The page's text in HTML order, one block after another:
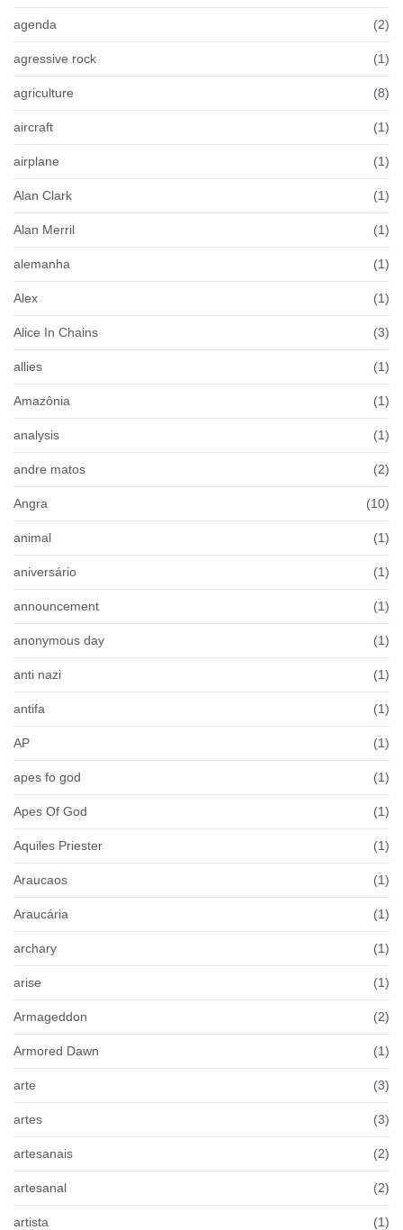
agenda (2)
agressive rock (1)
agriculture (8)
aircraft (1)
airplane (1)
Alan Clark (1)
Alan Merril (1)
alemanha (1)
Alex (1)
Alice In Chains (3)
allies (1)
Amazônia (1)
analysis (1)
andre matos (2)
Angra (10)
animal (1)
aniversário (1)
announcement (1)
anonymous day (1)
anti nazi (1)
antifa (1)
AP (1)
apes fo god (1)
Apes Of God (1)
Aquiles Priester (1)
Araucaos (1)
Araucária (1)
archary (1)
arise (1)
Armageddon (2)
Armored Dawn (1)
arte (3)
artes (3)
artesanais (2)
artesanal (2)
artista (1)